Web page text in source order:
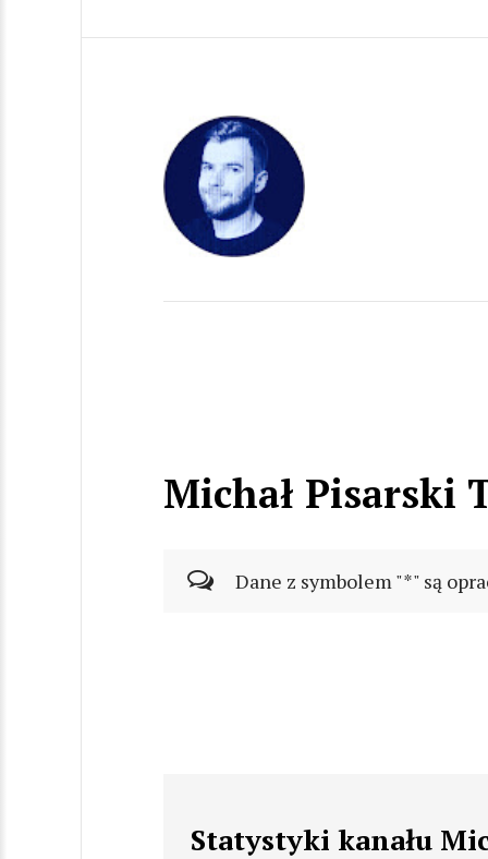
Michał Pisarski
Dane z symbolem "*" są
Statystyki kanału